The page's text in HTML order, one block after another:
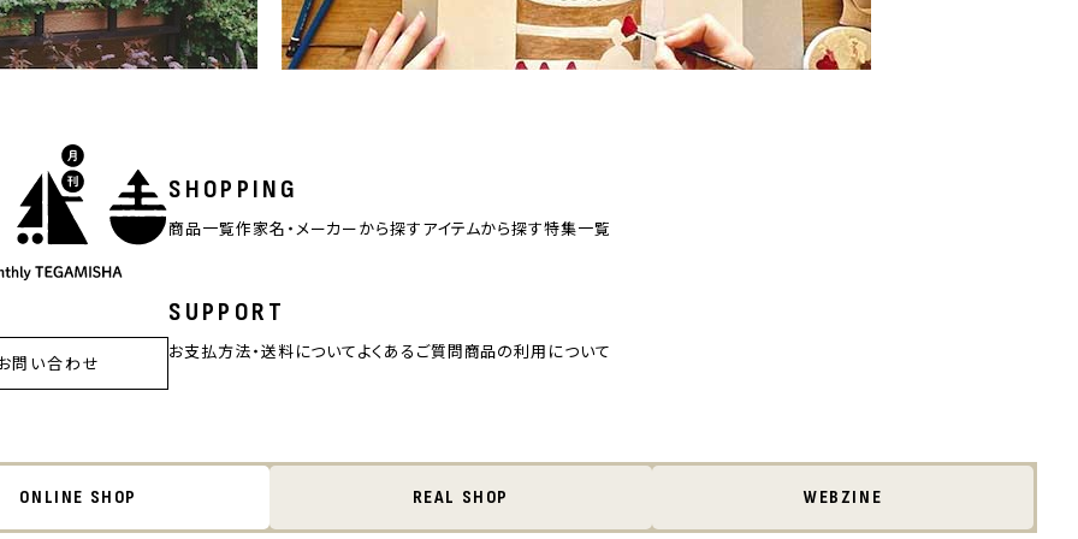
SHOPPING
商品一覧作家名・メーカーから探すアイテムから探す特集一覧
SUPPORT
お支払方法・送料についてよくあるご質問商品の利用について
問い合わせ
ONLINE SHOP REAL SHOP WEBZINE